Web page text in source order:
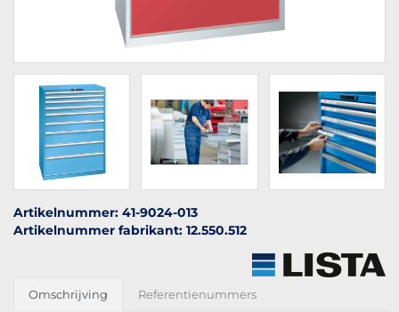
Artikelnummer: 41-9024-013
Artikelnummer fabrikant: 12.550.512
Omschrijving Referentienummers